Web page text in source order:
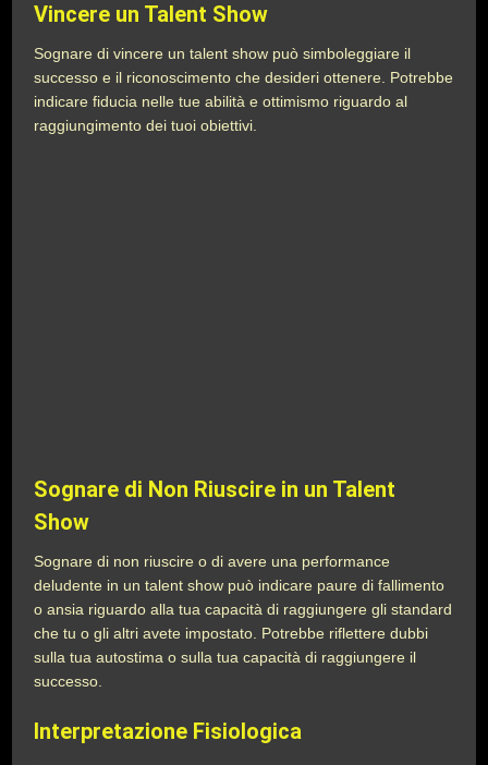
Vincere un Talent Show
Sognare di vincere un talent show può simboleggiare il
successo e il riconoscimento che desideri ottenere. Potrebbe
indicare fiducia nelle tue abilità e ottimismo riguardo al
raggiungimento dei tuoi obiettivi.
Sognare di Non Riuscire in un Talent
Show
Sognare di non riuscire o di avere una performance
deludente in un talent show può indicare paure di fallimento
o ansia riguardo alla tua capacità di raggiungere gli standard
che tu o gli altri avete impostato. Potrebbe riflettere dubbi
sulla tua autostima o sulla tua capacità di raggiungere il
successo.
Interpretazione Fisiologica